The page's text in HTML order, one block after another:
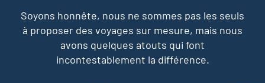
Soyons honnête, nous ne sommes pas les seuls
à proposer des voyages sur mesure, mais nous
avons quelques atouts qui font
incontestablement la différence.